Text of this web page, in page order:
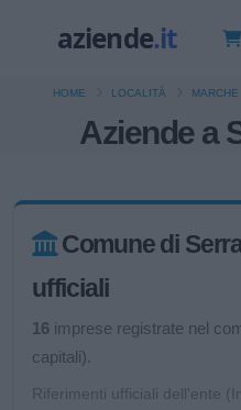
Aziende a
HOME LOCALITÀ MARCHE
Comune di
ufficiali
16 imprese registrate nel
capitali).
Riferimenti ufficiali dell'ente